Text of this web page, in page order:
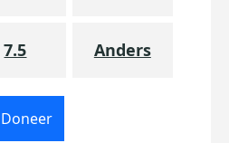
7.5 Anders
Doneer